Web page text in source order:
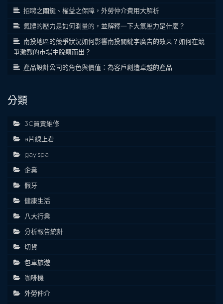
招聘之關鍵、權益之保障，外勞仲介費用大解析
氣體的壓力是如何測量的，並解釋一下大氣壓力是什麼？
南投地區的競爭狀況如何影響南投關鍵字廣告的效果？如何在競
爭激烈的市場中脫穎而出？
產品設計公司的角色與價值：為客戶創造卓越的產品
分類
3C買賣維修
a片線上看
gay spa
企業
假牙
健康生活
八大行業
分析報告統計
切貨
包車旅遊
咖啡機
外勞仲介